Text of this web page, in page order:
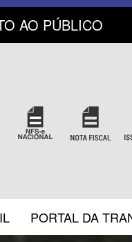
AO PÚBLICO
PORTAL DA